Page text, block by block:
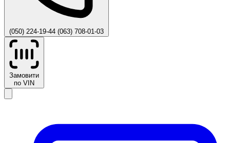
(050) 224-19-44 (063) 708-01-03
Замовити
по VIN